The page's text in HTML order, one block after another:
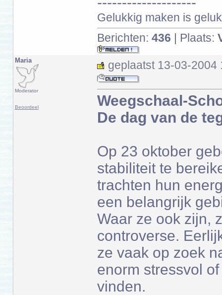
Gelukkig maken is
Berichten: 436 | Plaats:
Maria
Moderator
Beoordeel
geplaatst 13-03-2004
Weegschaal-
De dag van de
Op 23 oktober
stabiliteit te
trachten hun
een belangrijk
Waar ze ook zijn,
controverse.
ze vaak op zoek
enorm stressvol
vinden.